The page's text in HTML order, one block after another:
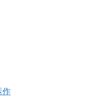
作